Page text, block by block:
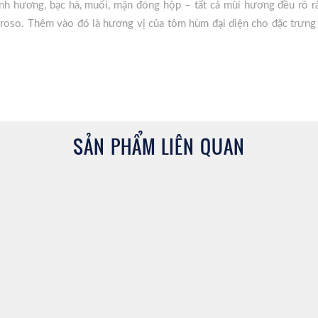
hương, bạc hà, muối, mận đóng hộp – tất cả mùi hương đều rõ
Thêm vào đó là hương vị của tôm hùm đại diện cho đặc
và thuốc lá nổi bật, sền sệt cùng với vị mận khô, óc chó, quả
hào là nhà máy chưng cất độc lập lâu đời nhất do một gia đình
quy trình sản xuất từ malting sàn truyền thống cho đến đóng
còn giữ gìn được nét đặc trưng riêng có.
một khí hậu biển đặc trưng mà còn cung cấp nguồn nước
vào hương vị độc đáo của các loại whisky mà họ sản xuất.
SẢN PHẨM LIÊN QUAN